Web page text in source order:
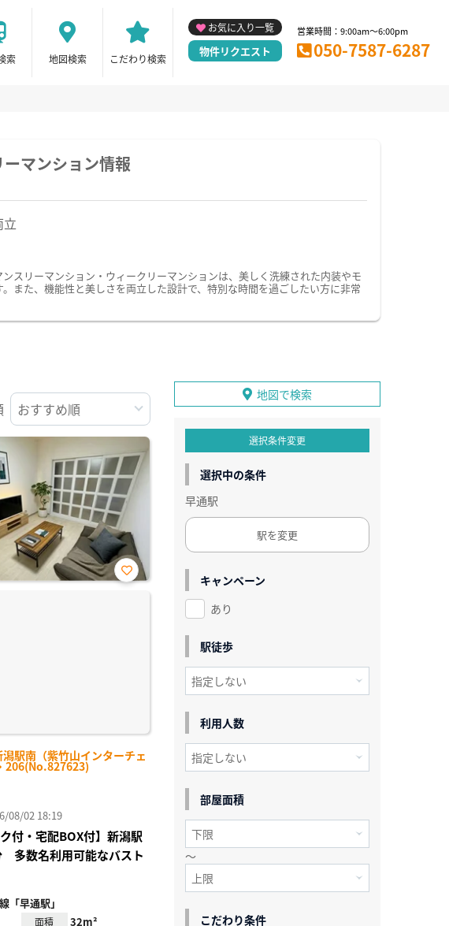
索 地図検索 こだわり検索
お気に入り一覧
物件リクエスト
営業時間：9:00am～6:00pm
050-7587-6287
マンション情報
スリーマンション・ウィークリーマンションは、美しく洗練された内装やモ
また、機能性と美しさを両立した設計で、特別な時間を過ごしたい方に非常
駅南（紫竹山インターチェ
206(No.827623)
お気
08/02 18:19
ク付・宅配BOX付】新潟駅
多数名利用可能なバスト
「早通駅」
面積 32m²
地図で検索
選択条件変更
選択中の条件
早通駅
駅を変更
キャンペーン
あり
駅徒歩
利用人数
部屋面積
～
こだわり条件